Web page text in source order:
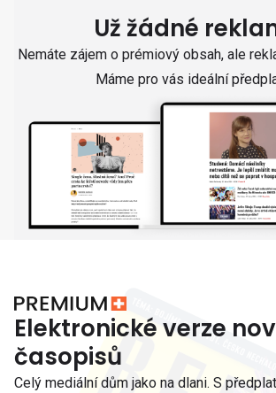
Už žádné
Nemáte zájem o prémiový obsah, ale
Máme pro vás ideální
Elektronické verze
časopisů
Celý mediální dům jako na dlani. S